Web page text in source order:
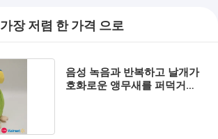
가장 저렴 한 가격 으로
음성 녹음과 반복하고 날개가
호화로운 앵무새를 퍼덕거립